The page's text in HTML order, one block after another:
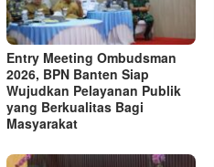
Entry Meeting Ombudsman
2026, BPN Banten Siap
Wujudkan Pelayanan Publik
yang Berkualitas Bagi
Masyarakat